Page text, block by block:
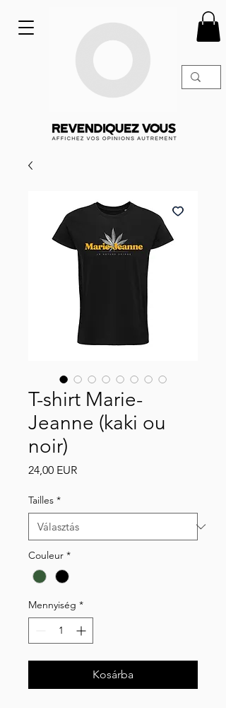
T-shirt Marie-
Jeanne (kaki ou
noir)
24,00 EURÁr
Tailles *
Couleur *
Mennyiség *
Kosárba